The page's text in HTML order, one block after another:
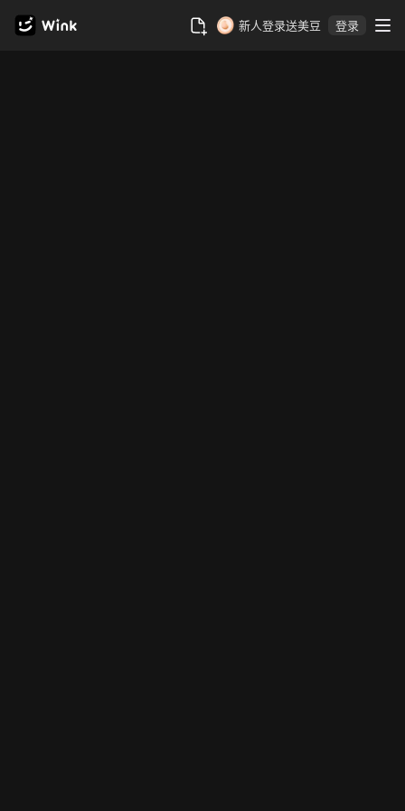
新人登录送美豆 登录